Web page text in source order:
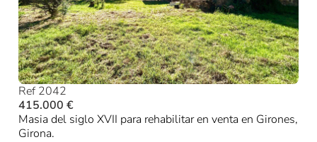
Ref 2042
415.000 €
Masia del siglo XVII para rehabilitar en venta en Girones,
Girona.